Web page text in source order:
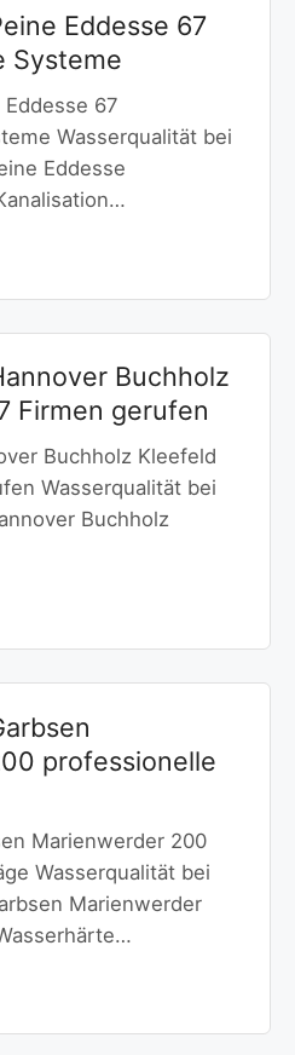
Eddesse 67
Systeme
67
Wasserqualität bei
Eddesse
Buchholz
Firmen gerufen
Buchholz Kleefeld
Wasserqualität bei
Buchholz
professionelle
Marienwerder 200
Wasserqualität bei
Marienwerder